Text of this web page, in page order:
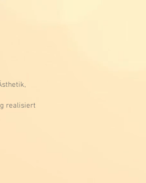
realisiert